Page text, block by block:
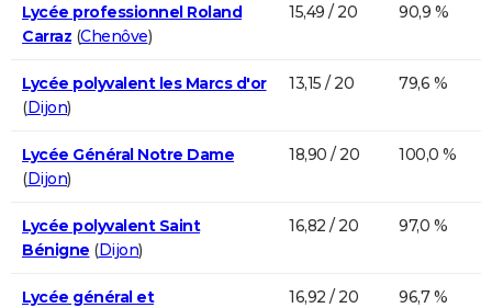
Lycée professionnel Roland
Carraz (Chenôve)
15,49 / 20 90,9 %
Lycée polyvalent les Marcs d'or
(Dijon)
13,15 / 20 79,6 %
Lycée Général Notre Dame
(Dijon)
18,90 / 20 100,0 %
Lycée polyvalent Saint
Bénigne (Dijon)
16,82 / 20 97,0 %
Lycée général et
16,92 / 20 96,7 %